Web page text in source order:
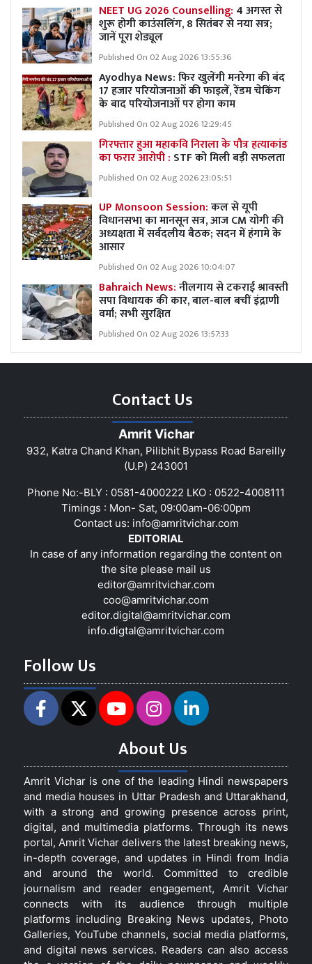
NEET UG 2026 Counselling: 4 अगस्त से
शुरू होगी काउंसलिंग, 8 सितंबर से नया सत्र;
जानें पूरा शेड्यूल
Published On 02 Aug 2026 13:55:36
Ayodhya News: फिर खुलेंगी मनरेगा की बंद
17 हजार परियोजनाओं की फाइलें, रेंडम चेकिंग
के बाद परियोजनाओं पर होगा काम
Published On 02 Aug 2026 12:29:45
गिरफ्तार हुआ महाकवि निराला के पौत्र हत्याकांड
का फरार आरोपी : STF को मिली बड़ी सफलता
Published On 02 Aug 2026 23:05:51
UP Monsoon Session:कल से यूपी
विधानसभा का मानसून सत्र, आज CM योगी की
अध्यक्षता में सर्वदलीय बैठक; सदन में हंगामे के
आसार
Published On 02 Aug 2026 10:04:07
Bahraich News:नीलगाय से टकराई श्रावस्ती
सपा विधायक की कार, बाल-बाल बचीं इंद्राणी
वर्मा; सभी सुरक्षित
Published On 02 Aug 2026 13:57:33
Contact Us
Amrit Vichar
932, Katra Chand Khan, Pilibhit Bypass Road Bareilly
(U.P) 243001
Phone No:-BLY : 0581-4000222 LKO : 0522-4008111
Timings : Mon- Sat, 09:00am-06:00pm
Contact us: info@amritvichar.com
EDITORIAL
In case of any information regarding the content on
the site please mail us
editor@amritvichar.com
coo@amritvichar.com
editor.digital@amritvichar.com
info.digtal@amritvichar.com
Follow Us
About Us
Amrit Vichar is one of the leading Hindi newspapers
and media houses in Uttar Pradesh and Uttarakhand,
with a strong and growing presence across print,
digital, and multimedia platforms. Through its news
portal, Amrit Vichar delivers the latest breaking news,
in-depth coverage, and updates in Hindi from India
and around the world. Committed to credible
journalism and reader engagement, Amrit Vichar
connects with its audience through multiple
platforms including Breaking News updates, Photo
Galleries, YouTube channels, social media platforms,
and digital news services. Readers can also access